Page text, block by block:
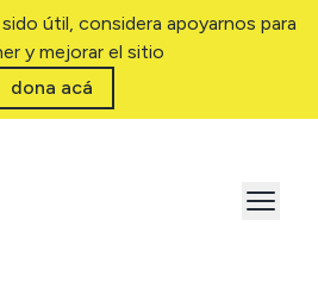
útil, considera apoyarnos para
y mejorar el sitio
dona acá